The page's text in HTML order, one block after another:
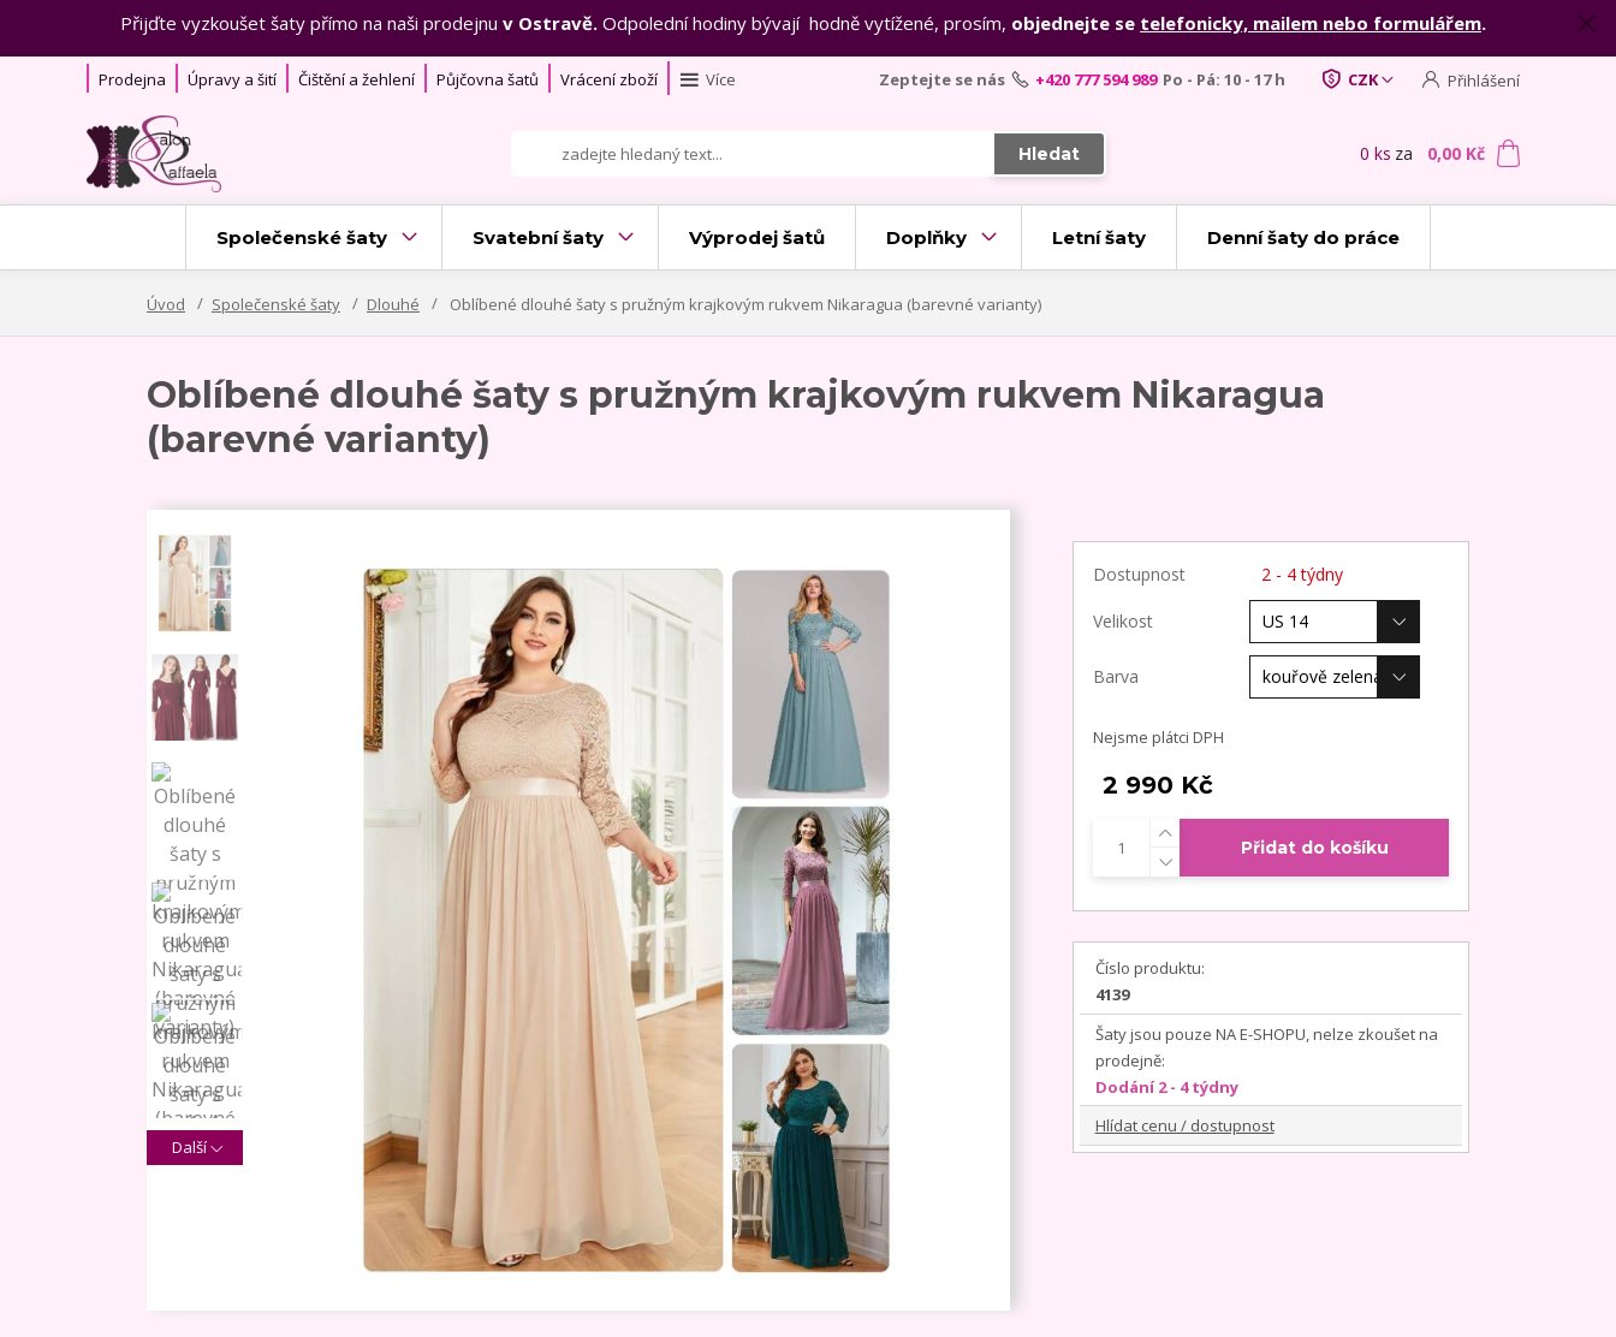
Přijďte vyzkoušet šaty přímo na naši prodejnu v Ostravě. Odpolední hodiny bývají hodně vytížené, prosím, objednejte se telefonicky, mailem nebo formulářem.
Prodejna Úpravy a šití Čištění a žehlení Půjčovna šatů Vrácení zboží Více CZK Přihlášení
Hledat
Zeptejte se nás +420 777 594 989 Po - Pá: 10 - 17 h
0 ks za 0,00 Kč
Společenské šaty Svatební šaty Výprodej šatů Doplňky Letní šaty Denní šaty do práce
Úvod Společenské šaty Dlouhé Oblíbené dlouhé šaty s pružným krajkovým rukvem Nikaragua (barevné varianty)
Oblíbené dlouhé šaty s pružným krajkovým rukvem Nikaragua
(barevné varianty)
Další
Dostupnost 2 - 4 týdny
Velikost
Barva
Nejsme plátci DPH
2 990 Kč
Přidat do košíku
Číslo produktu:
4139
Šaty jsou pouze NA E-SHOPU, nelze zkoušet na
prodejně:
Dodání 2 - 4 týdny
Hlídat cenu / dostupnost